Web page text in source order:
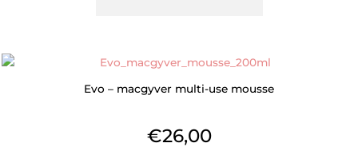
Evo – macgyver multi-use mousse
€26,00